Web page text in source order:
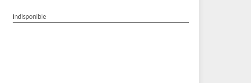
indisponible